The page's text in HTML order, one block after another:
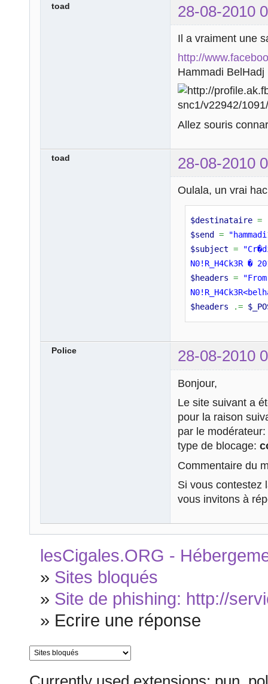
toad 28-08-2010
Il a vraiment une
http://
Hammadi BelHadj
Allez souris
toad 28-08-2010
Oulala, un vrai
$destinataire =
$send
=
$subject =
N0!R_H4Ck3R �
$headers =
$headers
.=
Police 28-08-2010
Bonjour,
Le site suivant a
pour la raison
par le modérateur:
type de blocage:
Commentaire du
Si vous contestez
vous invitons à
lesCigales.ORG -
» Sites bloqués
» Site de phishing: http://
» Ecrire une réponse